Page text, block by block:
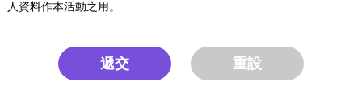
人資料作本活動之用。
遞交 重設